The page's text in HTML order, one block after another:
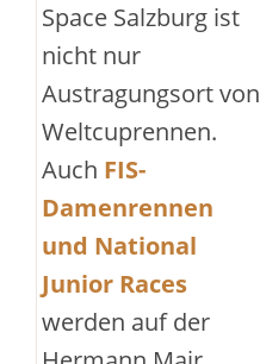
Space Salzburg ist
nicht nur
Austragungsort von
Weltcuprennen.
Auch FIS-
Damenrennen
und National
Junior Races
werden auf der